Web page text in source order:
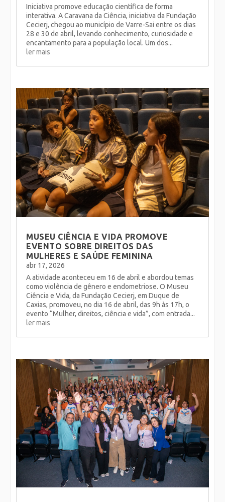
Iniciativa promove educação científica de forma
interativa. A Caravana da Ciência, iniciativa da Fundação
Cecierj, chegou ao município de Varre-Sai entre os dias
28 e 30 de abril, levando conhecimento, curiosidade e
encantamento para a população local. Um dos...
ler mais
MUSEU CIÊNCIA E VIDA PROMOVE
EVENTO SOBRE DIREITOS DAS
MULHERES E SAÚDE FEMININA
abr 17, 2026
A atividade aconteceu em 16 de abril e abordou temas
como violência de gênero e endometriose. O Museu
Ciência e Vida, da Fundação Cecierj, em Duque de
Caxias, promoveu, no dia 16 de abril, das 9h às 17h, o
evento “Mulher, direitos, ciência e vida”, com entrada...
ler mais